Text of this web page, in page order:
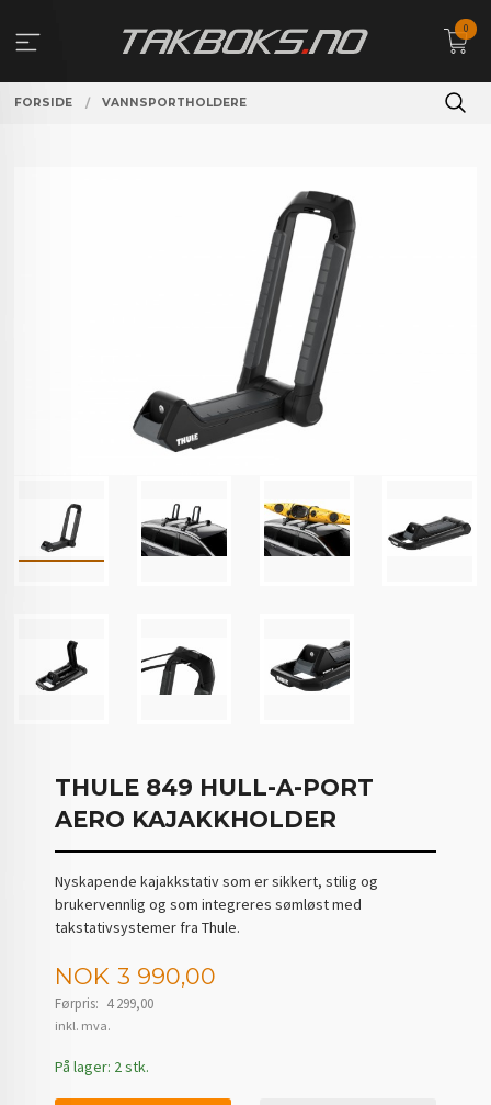
innholdet
0
FORSIDE VANNSPORTHOLDERE
THULE 849 HULL-A-PORT
AERO KAJAKKHOLDER
Nyskapende kajakkstativ som er sikkert, stilig og
brukervennlig og som integreres sømløst med
takstativsystemer fra Thule.
Tilbud
NOK 3 990,00
Førpris: 4 299,00
Rabatt
inkl. mva.
På lager: 2 stk.